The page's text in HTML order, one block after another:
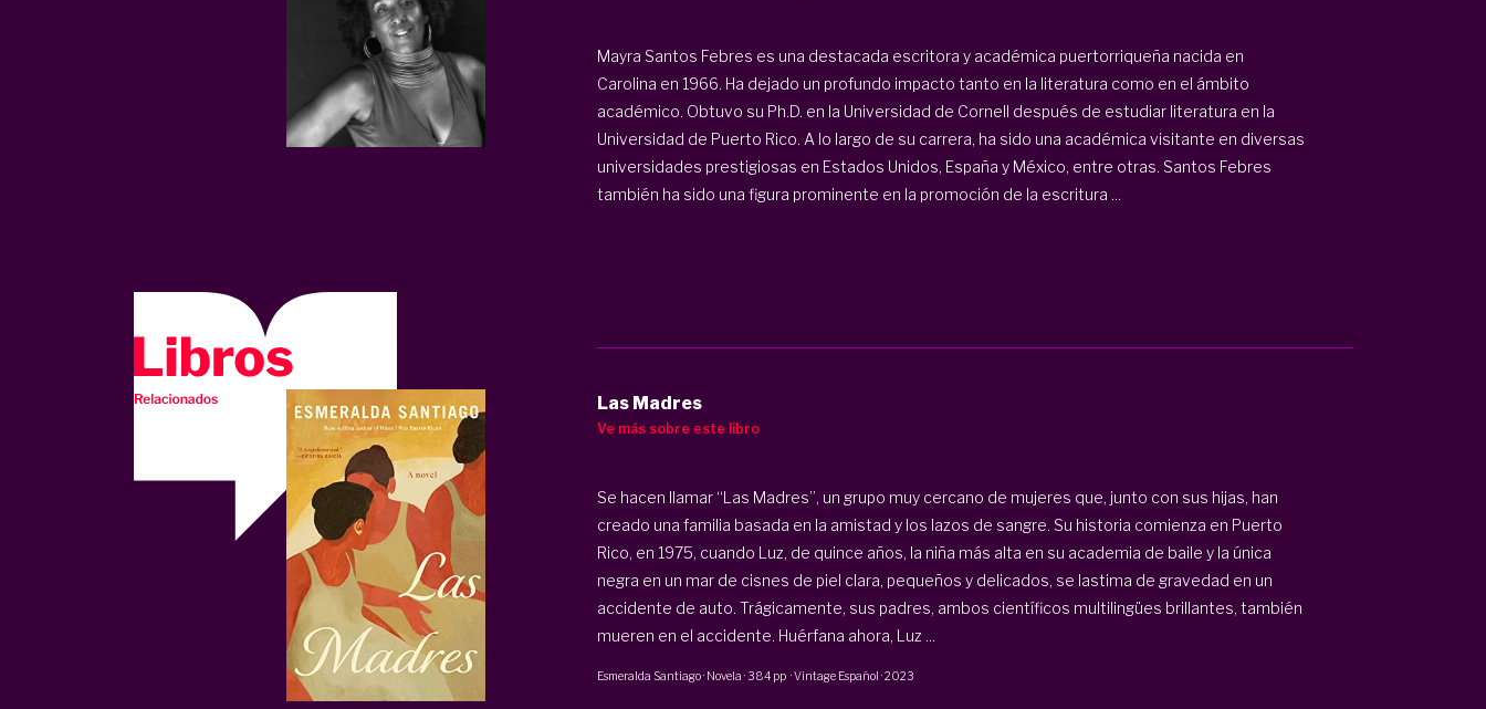
Mayra Santos Febres es una destacada escritora y académica puertorriqueña nacida en
Carolina en 1966. Ha dejado un profundo impacto tanto en la literatura como en el ámbito
académico. Obtuvo su Ph.D. en la Universidad de Cornell después de estudiar literatura en la
Universidad de Puerto Rico. A lo largo de su carrera, ha sido una académica visitante en diversas
universidades prestigiosas en Estados Unidos, España y México, entre otras. Santos Febres
también ha sido una figura prominente en la promoción de la escritura ...
Las Madres
Ve más sobre este libro
Se hacen llamar “Las Madres”, un grupo muy cercano de mujeres que, junto con sus hijas, han
creado una familia basada en la amistad y los lazos de sangre. Su historia comienza en Puerto
Rico, en 1975, cuando Luz, de quince años, la niña más alta en su academia de baile y la única
negra en un mar de cisnes de piel clara, pequeños y delicados, se lastima de gravedad en un
accidente de auto. Trágicamente, sus padres, ambos científicos multilingües brillantes, también
mueren en el accidente. Huérfana ahora, Luz ...
Esmeralda Santiago · Novela ·384 pp·Vintage Español ·2023